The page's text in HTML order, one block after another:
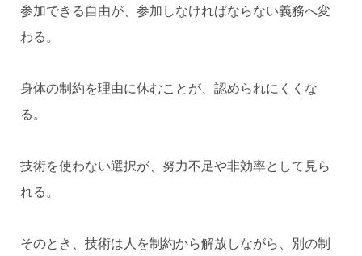
参加できる自由が、参加しなければならない義務へ変
わる。
身体の制約を理由に休むことが、認められにくくな
る。
技術を使わない選択が、努力不足や非効率として見ら
れる。
そのとき、技術は人を制約から解放しながら、別の制